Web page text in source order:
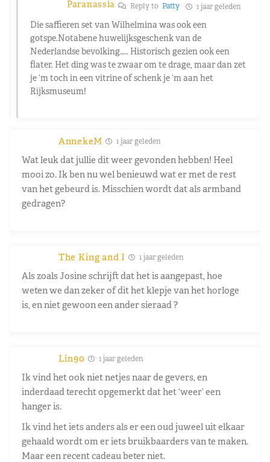
Paranassia Reply to Patty 1 jaar geleden
Die saffieren set van Wilhelmina was ook een
gotspe.Notabene huwelijksgeschenk van de
Nederlandse bevolking….. Historisch gezien ook een
flater. Het ding was te zwaar om te drage, maar dan zet
je ‘m toch in een vitrine of schenk je ‘m aan het
Rijksmuseum!
AnnekeM 1 jaar geleden
Wat leuk dat jullie dit weer gevonden hebben! Heel
mooi zo. Ik ben nu wel benieuwd wat er met de rest
van het gebeurd is. Misschien wordt dat als armband
gedragen?
The King and I 1 jaar geleden
Als zoals Josine schrijft dat het is aangepast, hoe
weten we dan zeker of dit het klepje van het horloge
is, en niet gewoon een ander sieraad ?
Lin90 1 jaar geleden
Ik vind het ook niet netjes naar de gevers, en
inderdaad terecht opgemerkt dat het ‘weer’ een
hanger is.
Ik vind het iets anders als er een oud juweel uit elkaar
gehaald wordt om er iets bruikbaarders van te maken.
Maar een recent cadeau beter niet.